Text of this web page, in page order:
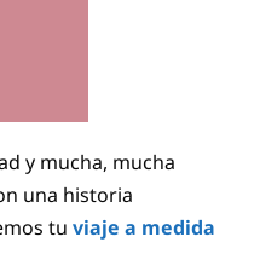
y mucha, mucha
una historia
tu viaje a medida